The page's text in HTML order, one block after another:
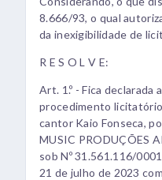
8.666/93, o qual
da inexigibilidade de
R E S O L V E:
Art. 1.º - Fica declarada
procedimento
cantor Kaio Fonseca,
MUSIC PRODUÇÕES
sob Nº 31.561.116/
21 de julho de 2023